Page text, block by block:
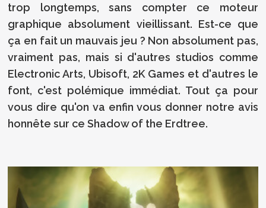
trop longtemps, sans compter ce moteur
graphique absolument vieillissant. Est-ce que
ça en fait un mauvais jeu ? Non absolument pas,
vraiment pas, mais si d'autres studios comme
Electronic Arts, Ubisoft, 2K Games et d'autres le
font, c'est polémique immédiat. Tout ça pour
vous dire qu'on va enfin vous donner notre avis
honnête sur ce Shadow of the Erdtree.